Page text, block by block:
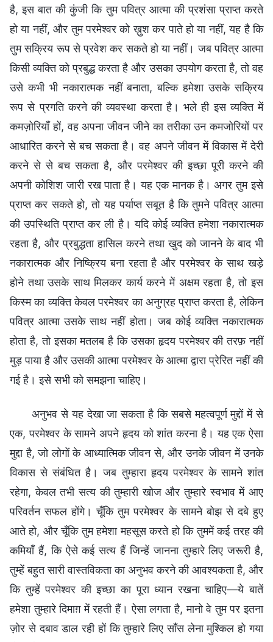
है, इस बात की कुंजी कि तुम पवित्र आत्मा की प्रशंसा प्राप्त करते
हो या नहीं, और तुम परमेश्वर को ख़ुश कर पाते हो या नहीं, यह है कि
तुम सक्रिय रूप से प्रवेश कर सकते हो या नहीं। जब पवित्र आत्मा
किसी व्यक्ति को प्रबुद्ध करता है और उसका उपयोग करता है, तो वह
उसे कभी भी नकारात्मक नहीं बनाता, बल्कि हमेशा उसके सक्रिय
रूप से प्रगति करने की व्यवस्था करता है। भले ही इस व्यक्ति में
कमज़ोरियाँ हों, वह अपना जीवन जीने का तरीका उन कमजोरियों पर
आधारित करने से बच सकता है। वह अपने जीवन में विकास में देरी
करने से से बच सकता है, और परमेश्वर की इच्छा पूरी करने की
अपनी कोशिश जारी रख पाता है। यह एक मानक है। अगर तुम इसे
प्राप्त कर सकते हो, तो यह पर्याप्त सबूत है कि तुमने पवित्र आत्मा
की उपस्थिति प्राप्त कर ली है। यदि कोई व्यक्ति हमेशा नकारात्मक
रहता है, और प्रबुद्धता हासिल करने तथा खुद को जानने के बाद भी
नकारात्मक और निष्क्रिय बना रहता है और परमेश्वर के साथ खड़े
होने तथा उसके साथ मिलकर कार्य करने में अक्षम रहता है, तो इस
किस्म का व्यक्ति केवल परमेश्वर का अनुग्रह प्राप्त करता है, लेकिन
पवित्र आत्मा उसके साथ नहीं होता। जब कोई व्यक्ति नकारात्मक
होता है, तो इसका मतलब है कि उसका हृदय परमेश्वर की तरफ़ नहीं
मुड़ पाया है और उसकी आत्मा परमेश्वर के आत्मा द्वारा प्रेरित नहीं की
गई है। इसे सभी को समझना चाहिए।
अनुभव से यह देखा जा सकता है कि सबसे महत्वपूर्ण मुद्दों में से
एक, परमेश्वर के सामने अपने हृदय को शांत करना है। यह एक ऐसा
मुद्दा है, जो लोगों के आध्यात्मिक जीवन से, और उनके जीवन में उनके
विकास से संबंधित है। जब तुम्हारा हृदय परमेश्वर के सामने शांत
रहेगा, केवल तभी सत्य की तुम्हारी खोज और तुम्हारे स्वभाव में आए
परिवर्तन सफल होंगे। चूँकि तुम परमेश्वर के सामने बोझ से दबे हुए
आते हो, और चूँकि तुम हमेशा महसूस करते हो कि तुममें कई तरह की
कमियाँ हैं, कि ऐसे कई सत्य हैं जिन्हें जानना तुम्हारे लिए जरूरी है,
तुम्हें बहुत सारी वास्तविकता का अनुभव करने की आवश्यकता है, और
कि तुम्हें परमेश्वर की इच्छा का पूरा ध्यान रखना चाहिए—ये बातें
हमेशा तुम्हारे दिमाग़ में रहती हैं। ऐसा लगता है, मानो वे तुम पर इतना
ज़ोर से दबाव डाल रही हों कि तुम्हारे लिए साँस लेना मुश्किल हो गया